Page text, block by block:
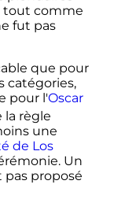
tout comme
fut pas
que pour
catégories,
pour l'Oscar
la règle
une
de Los
Un
proposé